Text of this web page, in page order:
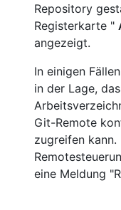
Repository
Registerkarte "
angezeigt.
In einigen
in der Lage,
Git-Remote
zugreifen
eine Meldung